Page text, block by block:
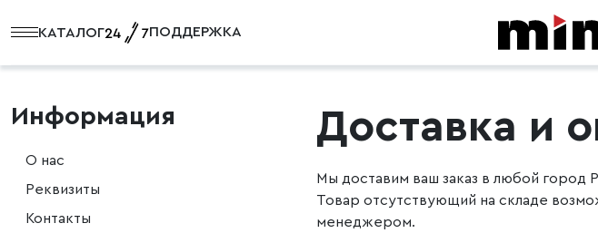
КАТАЛОГ ПОДДЕРЖКА
Информация
О нас
Реквизиты
Контакты
Доставка и
Мы доставим ваш заказ в любой
Товар отсутствующий на складе
менеджером.